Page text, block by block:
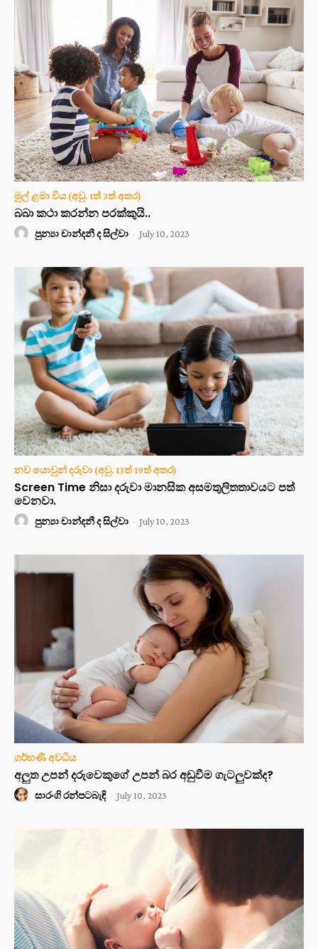
මුල් ළමා විය (අවු. 1ත් 3ත් අතර)
බබා කථා කරන්න පරක්කුයි..
පුන්‍යා චාන්දනී ද සිල්වා - July 10, 2023
නව යොවුන් දරුවා (අවු. 13ත් 19ත් අතර)
Screen Time නිසා දරුවා මානසික අසමතුලිතතාවයට පත්
වෙනවා.
පුන්‍යා චාන්දනී ද සිල්වා - July 10, 2023
ගර්භණී අවධිය
අලුත උපන් දරුවෙකුගේ උපන් බර අඩුවීම ගැටලුවක්ද?
සාරංගි රන්පටබැඳි - July 10, 2023